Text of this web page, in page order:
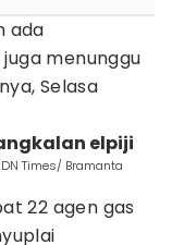
ada
menunggu
Selasa
elpiji
Times/ Bramanta
22 agen gas